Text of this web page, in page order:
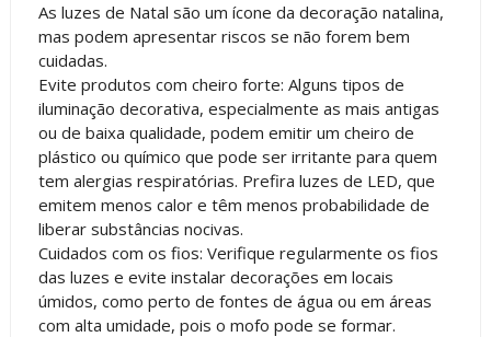
As luzes de Natal são um ícone da decoração natalina,
mas podem apresentar riscos se não forem bem
cuidadas.
Evite produtos com cheiro forte: Alguns tipos de
iluminação decorativa, especialmente as mais antigas
ou de baixa qualidade, podem emitir um cheiro de
plástico ou químico que pode ser irritante para quem
tem alergias respiratórias. Prefira luzes de LED, que
emitem menos calor e têm menos probabilidade de
liberar substâncias nocivas.
Cuidados com os fios: Verifique regularmente os fios
das luzes e evite instalar decorações em locais
úmidos, como perto de fontes de água ou em áreas
com alta umidade, pois o mofo pode se formar.